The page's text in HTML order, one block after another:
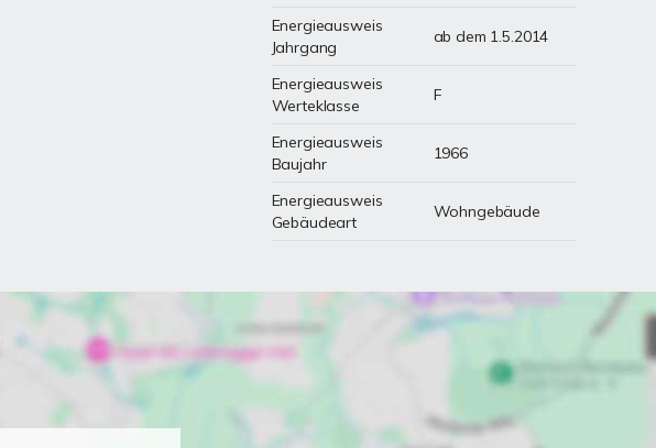
Energieausweis
Jahrgang
ab dem 1.5.2014
Energieausweis
Werteklasse
F
Energieausweis
Baujahr
1966
Energieausweis
Gebäudeart
Wohngebäude